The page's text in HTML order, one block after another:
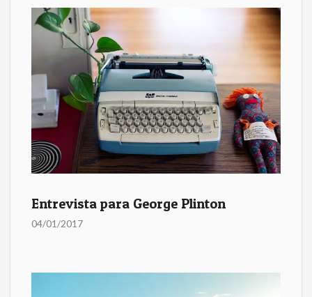
Entrevista para George Plinton
04/01/2017